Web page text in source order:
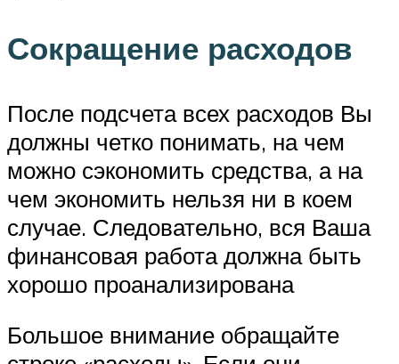
Сокращение расходов
После подсчета всех расходов Вы
должны четко понимать, на чем
можно сэкономить средства, а на
чем экономить нельзя ни в коем
случае. Следовательно, вся Ваша
финансовая работа должна быть
хорошо проанализирована
Большое внимание обращайте